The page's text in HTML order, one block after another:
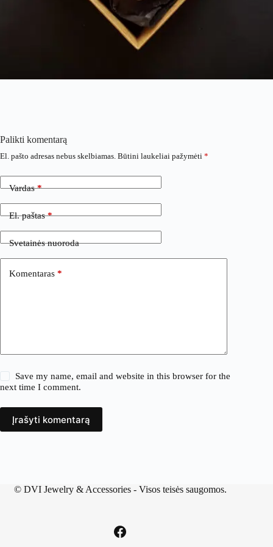
Palikti komentarą
El. pašto adresas nebus skelbiamas. Būtini laukeliai pažymėti *
Vardas*
El. paštas*
Svetainės nuoroda
Komentaras *
Save my name, email and website in this browser for the
next time I comment.
Įrašyti komentarą
© DVI Jewelry & Accessories- Visos teisės saugomos.